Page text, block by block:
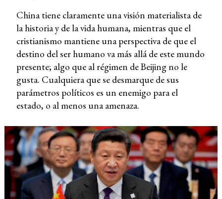
China tiene claramente una visión materialista de
la historia y de la vida humana, mientras que el
cristianismo mantiene una perspectiva de que el
destino del ser humano va más allá de este mundo
presente; algo que al régimen de Beijing no le
gusta. Cualquiera que se desmarque de sus
parámetros políticos es un enemigo para el
estado, o al menos una amenaza.